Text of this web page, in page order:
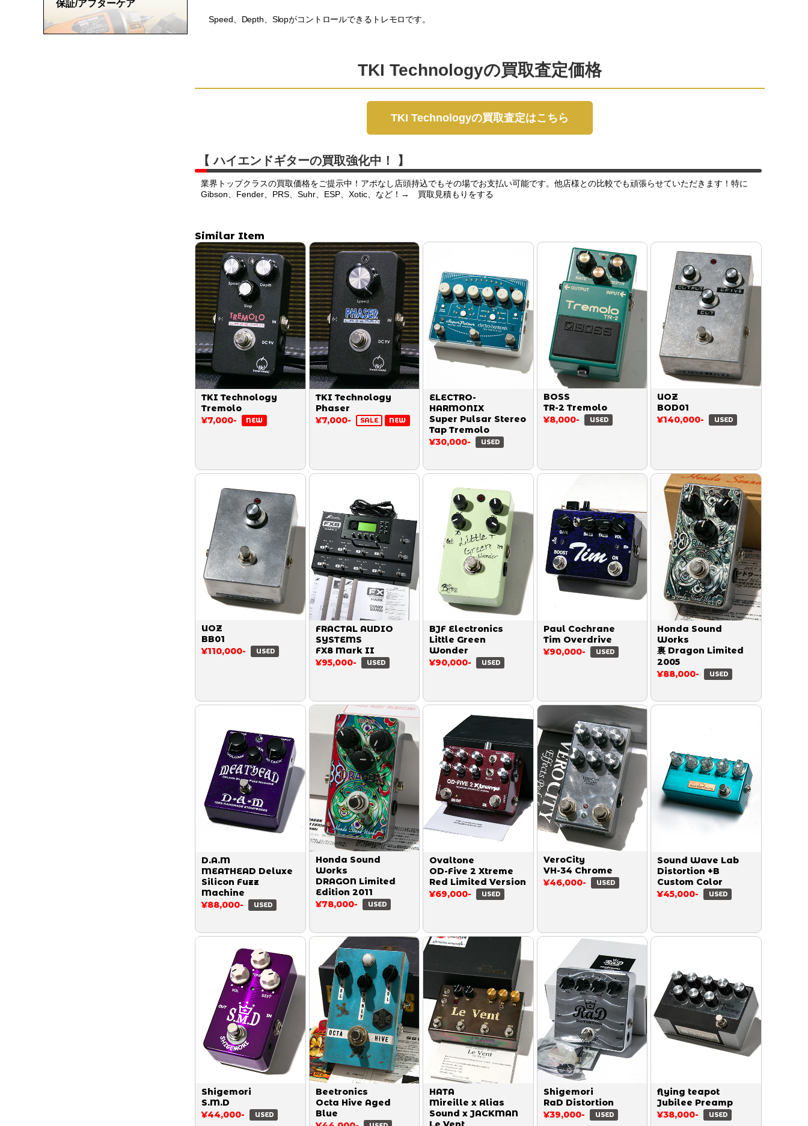
Speed、Depth、Slopがコントロールできるトレモロです。
TKI Technologyの買取査定価格
TKI Technologyの買取査定はこちら
【 ハイエンドギターの買取強化中！ 】
業界トップクラスの買取価格をご提示中！アポなし店頭持込でもその場でお支払い可能です。他店様との比較でも頑張らせていただきます！特に
Gibson、Fender、PRS、Suhr、ESP、Xotic、など！→ 買取見積もりをする
Similar Item
TKI Technology
Tremolo
¥7,000-
NEW
TKI Technology
Phaser
¥7,000-
SALE NEW
ELECTRO-
HARMONIX
Super Pulsar Stereo
Tap Tremolo
¥30,000-
USED
BOSS
TR-2 Tremolo
¥8,000-
USED
UOZ
BOD01
¥140,000-
USED
UOZ
BB01
¥110,000-
USED
FRACTAL AUDIO
SYSTEMS
FX8 Mark II
¥95,000-
USED
BJF Electronics
Little Green
Wonder
¥90,000-
USED
Paul Cochrane
Tim Overdrive
¥90,000-
USED
Honda Sound
Works
裏 Dragon Limited
2005
¥88,000-
USED
D.A.M
MEATHEAD Deluxe
Silicon Fuzz
Machine
¥88,000-
USED
Honda Sound
Works
DRAGON Limited
Edition 2011
¥78,000-
USED
Ovaltone
OD-Five 2 Xtreme
Red Limited Version
¥69,000-
USED
VeroCity
VH-34 Chrome
¥46,000-
USED
Sound Wave Lab
Distortion +B
Custom Color
¥45,000-
USED
Shigemori
S.M.D
¥44,000-
USED
Beetronics
Octa Hive Aged
Blue
HATA
Mireille x Alias
Sound x JACKMAN
Shigemori
RaD Distortion
¥39,000-
USED
flying teapot
Jubilee Preamp
¥38,000-
USED
保証/アフターケア